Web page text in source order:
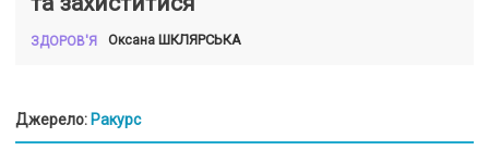
ЗДОРОВ'Я Оксана ШКЛЯРСЬКА
Джерело: Ракурс